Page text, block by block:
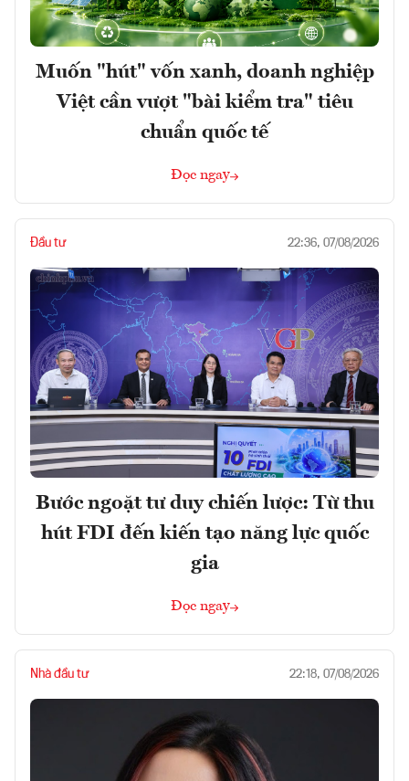
Muốn "hút" vốn xanh, doanh nghiệp
Việt cần vượt "bài kiểm tra" tiêu
chuẩn quốc tế
Đọc ngay
Đầu tư 22:36, 07/08/2026
Bước ngoặt tư duy chiến lược: Từ thu
hút FDI đến kiến tạo năng lực quốc
gia
Đọc ngay
Nhà đầu tư 22:18, 07/08/2026